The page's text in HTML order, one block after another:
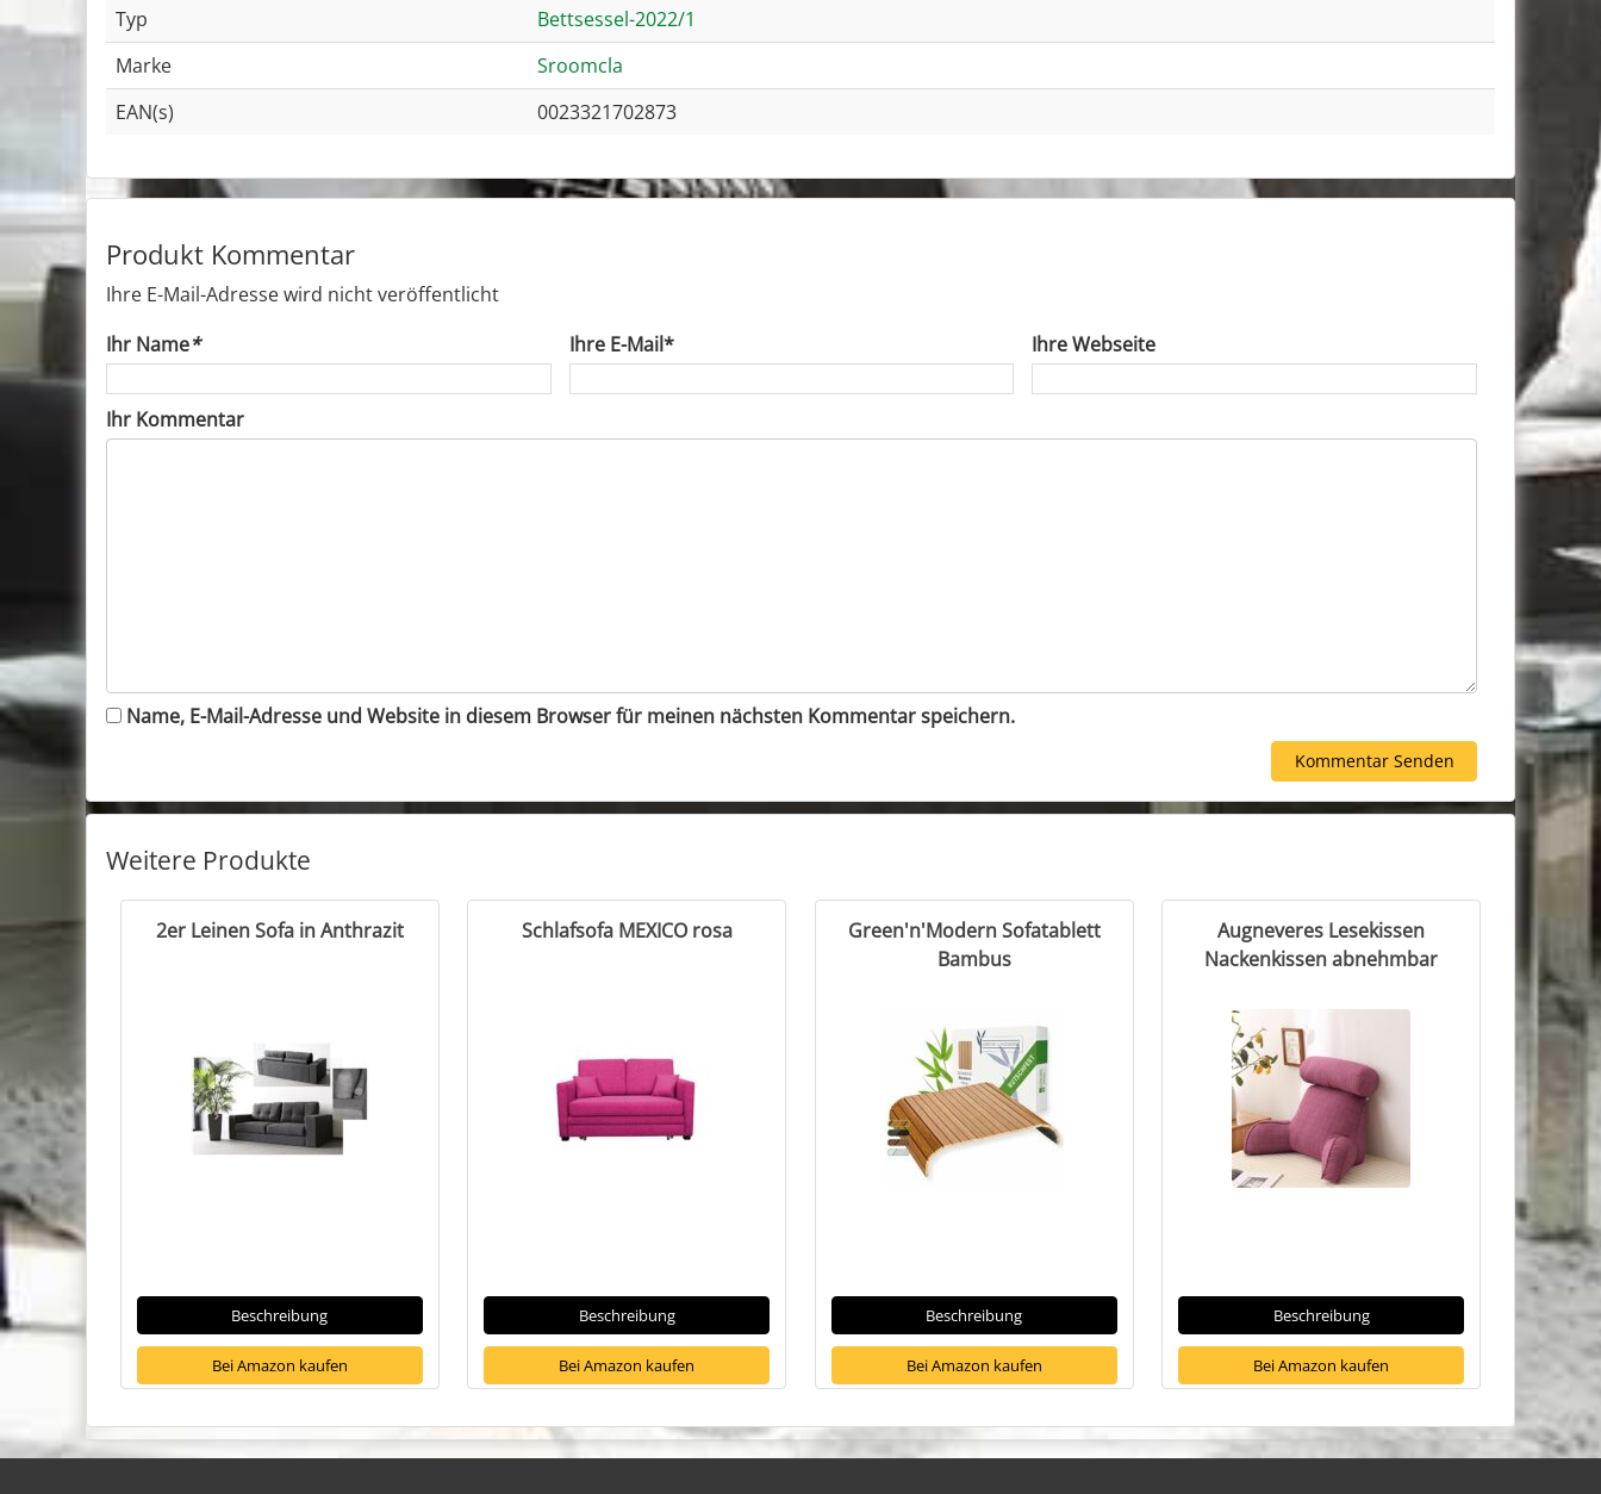
Typ
Bettsessel-2022/1
Marke
Sroomcla
EAN(s)
0023321702873
Produkt Kommentar
Ihre E-Mail-Adresse wird nicht veröffentlicht
Ihr Name* Ihre E-Mail* Ihre Webseite
Ihr Kommentar
Name, E-Mail-Adresse und Website in diesem Browser für meinen nächsten Kommentar speichern.
Weitere Produkte
2er Leinen Sofa in Anthrazit
Beschreibung
Bei Amazon kaufen
Schlafsofa MEXICO rosa
Beschreibung
Bei Amazon kaufen
Green'n'Modern Sofatablett
Bambus
Beschreibung
Bei Amazon kaufen
Augneveres Lesekissen
Nackenkissen abnehmbar
Beschreibung
Bei Amazon kaufen